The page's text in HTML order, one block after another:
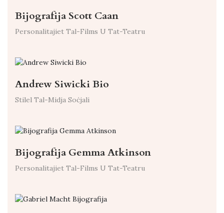
Bijografija Scott Caan
Personalitajiet Tal-Films U Tat-Teatru
Andrew Siwicki Bio
Stilel Tal-Midja Soċjali
Bijografija Gemma Atkinson
Personalitajiet Tal-Films U Tat-Teatru